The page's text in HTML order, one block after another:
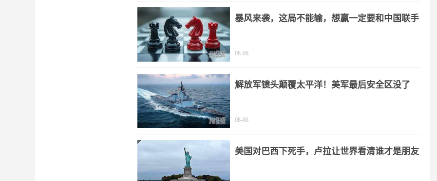
暴风来袭，这局不能输，想赢一定要和中国联手
08-06
解放军镜头颠覆太平洋！美军最后安全区没了
08-06
美国对巴西下死手，卢拉让世界看清谁才是朋友